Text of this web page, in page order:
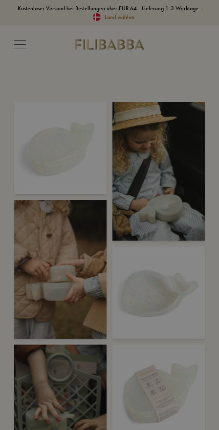
Kostenloser Versand bei Bestellungen über EUR 64 - Lieferung 1-3 Werktage..
Land wählen